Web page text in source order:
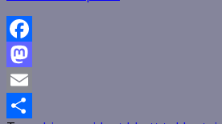
Facebook
Mastodon
Email